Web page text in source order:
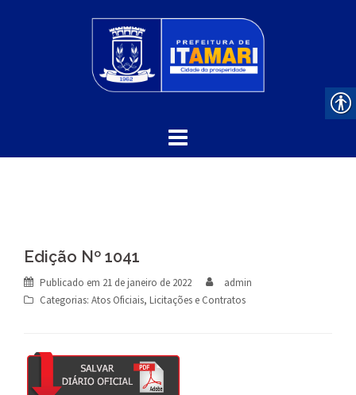
Edição Nº 1041
Publicado em 21 de janeiro de 2022
admin
Categorias: Atos Oficiais, Licitações e Contratos